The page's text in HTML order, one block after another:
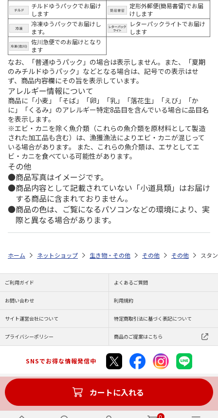
チルドゆうパックでお届け
します
定形外郵便(簡易書留)でお届
けします
冷凍ゆうパックでお届けし
ます。
レターパックライトでお届け
します
佐川急便でのお届けとなり
ます
なお、「普通ゆうパック」の場合は表示しません。また、「夏期
のみチルドゆうパック」などとなる場合は、記号での表示はせ
ず、商品内容欄にその旨を表示しています。
アレルギー情報について
商品に「小麦」「そば」「卵」「乳」「落花生」「えび」「か
に」「くるみ」のアレルギー特定8品目を含んでいる場合に品目名
を表示します。
※エビ・カニを除く魚介類（これらの魚介類を原材料として製造
された加工品も含む）は、漁獲漁法によりエビ・カニが混じって
いる場合があります。 また、これらの魚介類は、エサとしてエ
ビ・カニを食べている可能性があります。
その他
商品写真はイメージです。
商品内容として記載されていない「小道具類」はお届け
する商品に含まれておりません。
商品の色は、ご覧になるパソコンなどの環境により、実
際と異なる場合があります。
カートに入れる
ホーム ネットショップ 生き物・その他 その他 その他 スタ
ご利用ガイド よくあるご質問
お問い合わせ 利用規約
サイト運営会社について 特定商取引法に基づく表記について
プライバシーポリシー 商品のご提案はこちら
SNSでお得な情報発信中